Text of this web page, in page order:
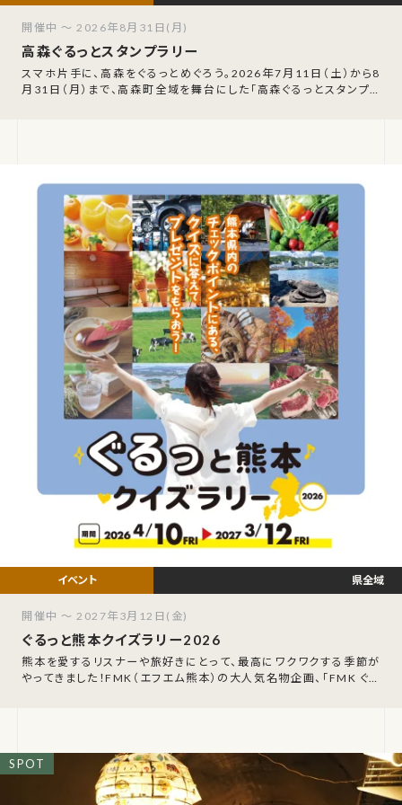
高森ぐるっとスタンプラリー
スマホ片手に、高森をぐるっとめぐろう。2026年7月11日（土）から8
月31日（月）まで、高森町全域を舞台にした「高森ぐるっとスタンプラ
開催中 ～ 2026年8月31日(月)
ぐるっと熊本クイズラリー2026
熊本を愛するリスナーや旅好きにとって、最高にワクワクする季節が
やってきました！FMK（エフエム熊本）の大人気名物企画、「FMK ぐる
県全域
開催中 ～ 2027年3月12日(金)